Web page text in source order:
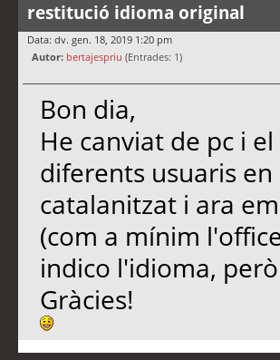
restitució idioma original
Data: dv. gen. 18, 2019 1:20 pm
Autor: bertajespriu (Entrades: 1)
Bon dia,
He canviat de pc i
diferents usuaris
catalanitzat i ara
(com a mínim
indico l'idioma,
Gràcies!